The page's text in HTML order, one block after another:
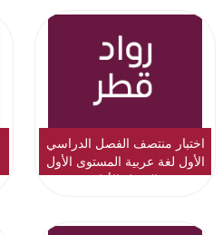
اختبار منتصف الفصل الدراسي
الأول لغة عربية المستوى الأول